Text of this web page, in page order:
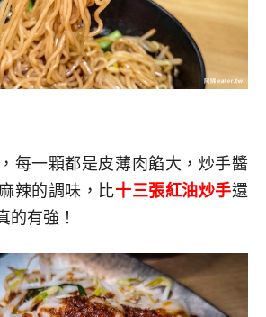
每一顆都是皮薄肉餡大，炒手醬
辣的調味，比十三張紅油炒手還
的有強！